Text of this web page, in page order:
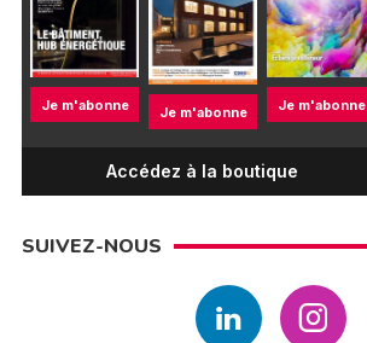
Je m'abonne Je m'abonne Je m'abonne
Accédez à la boutique
SUIVEZ-NOUS